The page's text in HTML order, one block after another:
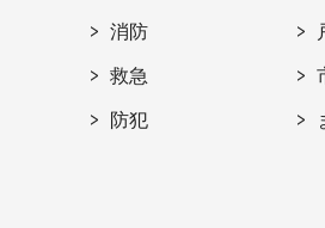
消防
救急
防犯